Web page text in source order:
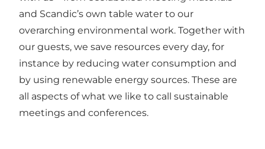
and Scandic’s own table water to our
overarching environmental work. Together with
our guests, we save resources every day, for
instance by reducing water consumption and
by using renewable energy sources. These are
all aspects of what we like to call sustainable
meetings and conferences.